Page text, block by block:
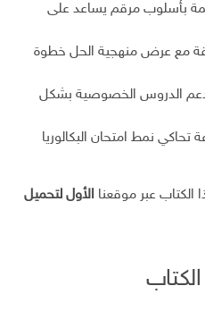
بأسلوب مرقم يساعد على
مع عرض منهجية الحل خطوة
يدعم الدروس الخصوصية بشكل
تحاكي نمط امتحان البكالوريا
الكتاب عبر موقعنا الأول لتحميل